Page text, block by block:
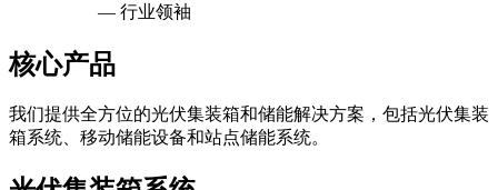
— 行业领袖
核心产品
我们提供全方位的光伏集装箱和储能解决方案，包括光伏集装
箱系统、移动储能设备和站点储能系统。